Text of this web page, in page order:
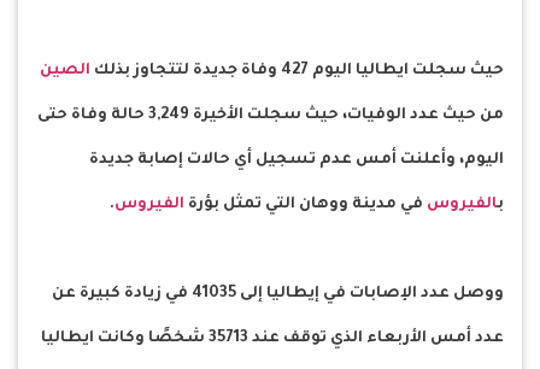
حيث سجلت ايطاليا اليوم 427 وفاة جديدة لتتجاوز بذلك الصين
من حيث عدد الوفيات، حيث سجلت الأخيرة 3,249 حالة وفاة حتى
اليوم، وأعلنت أمس عدم تسجيل أي حالات إصابة جديدة
بالفيروس في مدينة ووهان التي تمثل بؤرة الفيروس.
ووصل عدد الإصابات في إيطاليا إلى 41035 في زيادة كبيرة عن
عدد أمس الأربعاء الذي توقف عند 35713 شخصًا وكانت ايطاليا